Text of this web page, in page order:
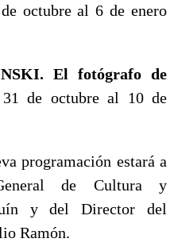
octubre al 6 de enero
El fotógrafo de
de octubre al 10 de
programación estará a
de Cultura y
y del Director del
Ramón.